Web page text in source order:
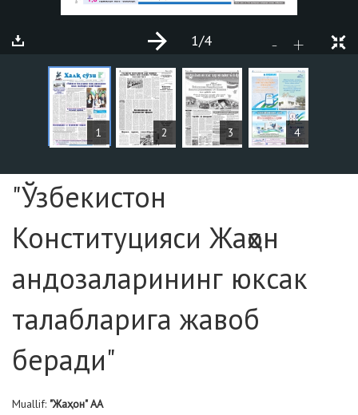
1 2 3 4
- +
1/4
MAQOLALAR
Sahifa №1
"Ўзбекистон
Конституцияси Жаҳон
андозаларининг юксак
талабларига жавоб
беради"
Muallif: "Жаҳон" АА